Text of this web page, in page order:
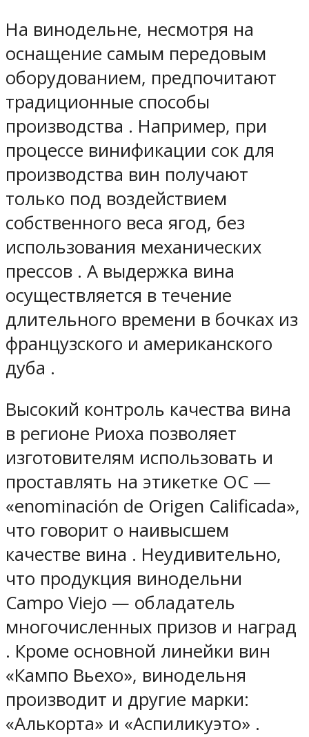
На винодельне, несмотря на
оснащение самым передовым
оборудованием, предпочитают
традиционные способы
производства . Например, при
процессе винификации сок для
производства вин получают
только под воздействием
собственного веса ягод, без
использования механических
прессов . А выдержка вина
осуществляется в течение
длительного времени в бочках из
французского и американского
дуба .
Высокий контроль качества вина
в регионе Риоха позволяет
изготовителям использовать и
проставлять на этикетке OC —
«enominación de Оrigen Сalificada»,
что говорит о наивысшем
качестве вина . Неудивительно,
что продукция винодельни
Campo Viejo — обладатель
многочисленных призов и наград
. Кроме основной линейки вин
«Кампо Вьехо», винодельня
производит и другие марки:
«Алькорта» и «Аспиликуэто» .